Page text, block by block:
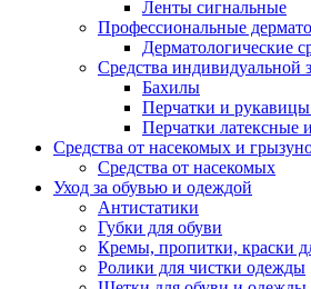
Ленты сигнальные
Профессиональные
Дерматологические
Средства индивидуальной
Бахилы
Перчатки и
Перчатки латексные
Средства от насекомых и
Средства от насекомых
Уход за обувью и одеждой
Антистатики
Губки для обуви
Кремы, пропитки, краски
Ролики для чистки одежды